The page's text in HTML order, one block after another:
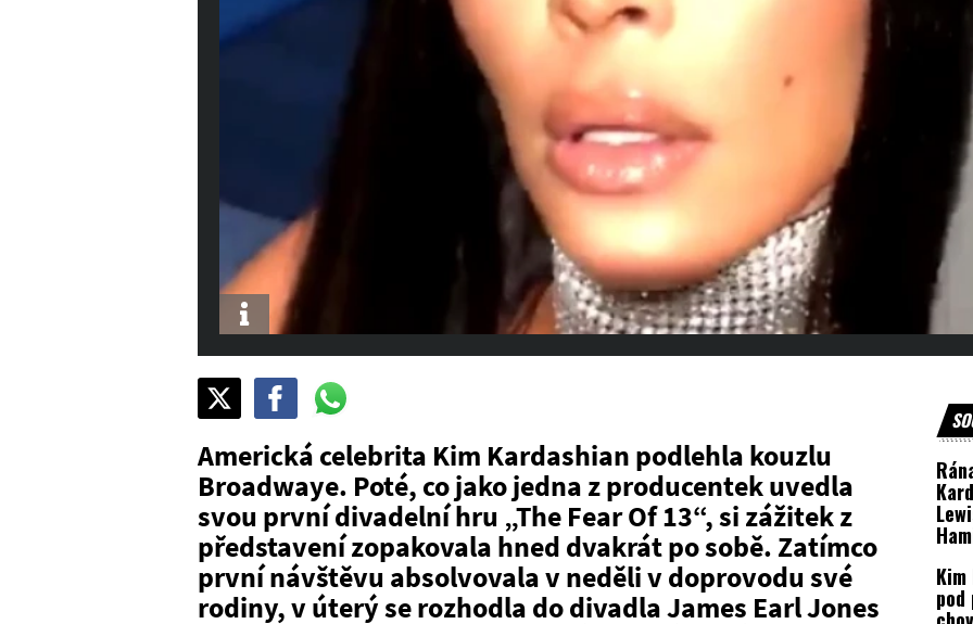
Info
Pošli
na
Pošli
na
FacebookWhatsAppu
Americká celebrita Kim Kardashian podlehla kouzlu
Broadwaye. Poté, co jako jedna z producentek uvedla
svou první divadelní hru „The Fear Of 13“, si zážitek z
představení zopakovala hned dvakrát po sobě. Zatímco
první návštěvu absolvovala v neděli v doprovodu své
rodiny, v úterý se rozhodla do divadla James Earl Jones
Kim
pod